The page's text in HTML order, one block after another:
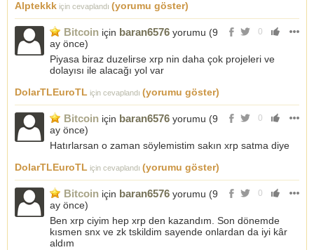
Alptekkk için cevaplandı (yorumu göster)
0
Bitcoin için baran6576 yorumu (9
ay önce)
Piyasa biraz duzelirse xrp nin daha çok projeleri ve
dolayısı ile alacağı yol var
DolarTLEuroTL için cevaplandı (yorumu göster)
0
Bitcoin için baran6576 yorumu (9
ay önce)
Hatırlarsan o zaman söylemistim sakın xrp satma diye
DolarTLEuroTL için cevaplandı (yorumu göster)
0
Bitcoin için baran6576 yorumu (9
ay önce)
Ben xrp ciyim hep xrp den kazandım. Son dönemde
kısmen snx ve zk tskildim sayende onlardan da iyi kâr
aldım